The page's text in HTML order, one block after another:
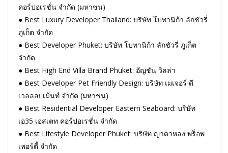
คอร์ปอเรชั่น จำกัด (มหาชน)
● Best Luxury Developer Thailand: บริษัท โบทานิก้า ลักชัวรี่
ภูเก็ต จำกัด
● Best Developer Phuket: บริษัท โบทานิก้า ลักชัวรี่ ภูเก็ต
จำกัด
● Best High End Villa Brand Phuket: อัญชัน วิลล่า
● Best Developer Pet Friendly Design: บริษัท เมเจอร์ ดี
เวลลอปเม้นท์ จำกัด (มหาชน)
● Best Residential Developer Eastern Seaboard: บริษัท
เอ35 เอสเตท คอร์ปอเรชั่น จำกัด
● Best Lifestyle Developer Phuket: บริษัท ญาดาหลง พร็อพ
เพอร์ตี้ จำกัด